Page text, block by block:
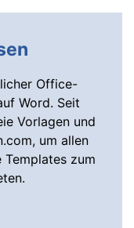
Office-
Word. Seit
Vorlagen und
um allen
zum